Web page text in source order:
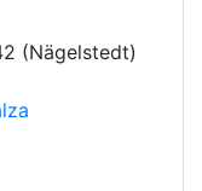
(Nägelstedt)